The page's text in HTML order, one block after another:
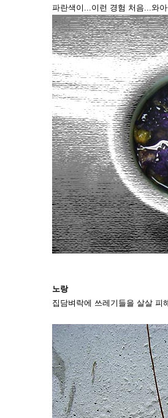
파란색이...이런 경험 처음...와
노랑
집담벼락에 쓰레기들을 살살 피